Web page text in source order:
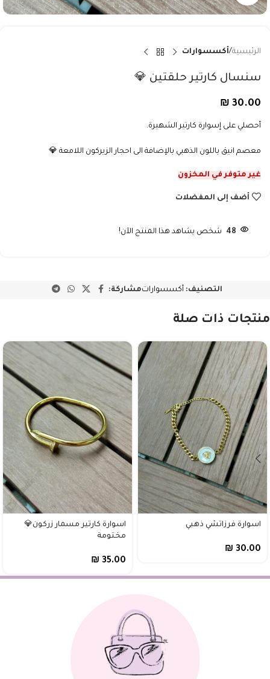
الرئيسية أكسسوارات
سنسال كارتير حلقتين 💎
₪ 30.00
أحصلي على إسوارة كارتير الشهيرة.
معصم انيق باللون الذهبي بالإضافة الى احجار الزيركون اللامعة 💎
غير متوفر في المخزون
أضف إلى المفضلات
48 شخص يشاهد هذا المنتج الآن!
التصنيف: أكسسواراتمشاركة:
منتجات ذات صلة
اسوارة فرزاتشي ذهبي
₪ 30.00
اسوارة كارتير مسمار زركون💎
مختومة
₪ 35.00